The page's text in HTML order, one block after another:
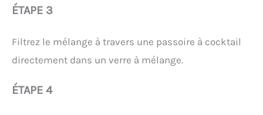
ÉTAPE 3
Filtrez le mélange à travers une passoire à cocktail
directement dans un verre à mélange.
ÉTAPE 4